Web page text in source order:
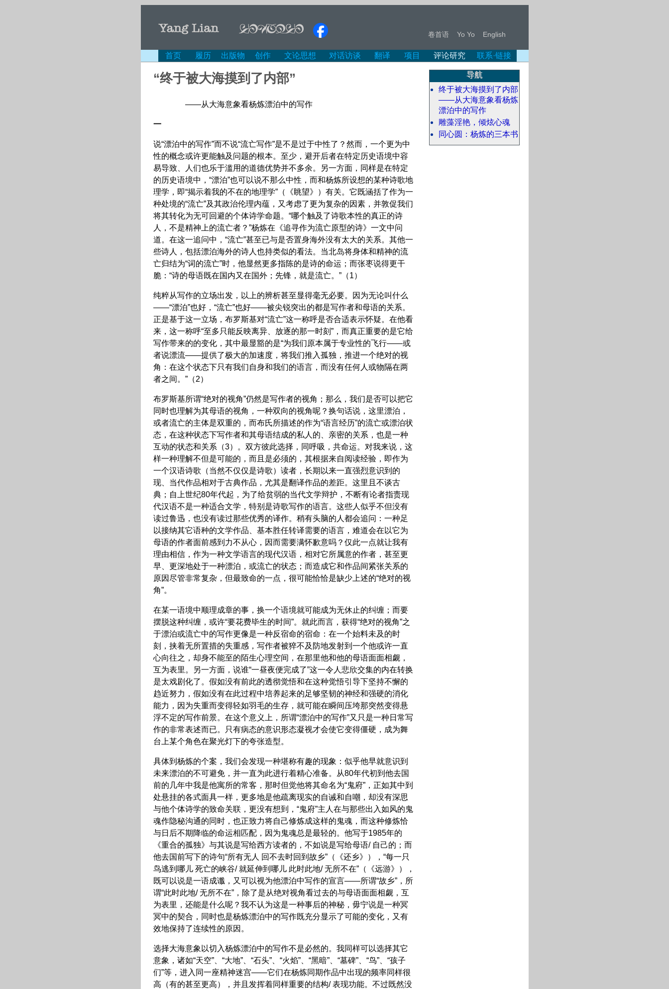
卷首语 Yo Yo English
首页 履历 出版物 创作 文论思想 对话访谈 翻译 项目 评论研究 联系·链接
导航
终于被大海摸到了内部
——从大海意象看杨炼
漂泊中的写作
雕藻淫艳，倾炫心魂
同心圆：杨炼的三本书
“终于被大海摸到了内部”
——从大海意象看杨炼漂泊中的写作
一
说“漂泊中的写作”而不说“流亡写作”是不是过于中性了？然而，一个更为中
性的概念或许更能触及问题的根本。至少，避开后者在特定历史语境中容
易导致、人们也乐于滥用的道德优势并不多余。另一方面，同样是在特定
的历史语境中，“漂泊”也可以说不那么中性，而和杨炼所设想的某种诗歌地
理学，即“揭示着我的不在的地理学”（《眺望》）有关。它既涵括了作为一
种处境的“流亡”及其政治伦理内蕴，又考虑了更为复杂的因素，并敦促我们
将其转化为无可回避的个体诗学命题。“哪个触及了诗歌本性的真正的诗
人，不是精神上的流亡者？”杨炼在《追寻作为流亡原型的诗》一文中问
道。在这一追问中，“流亡”甚至已与是否置身海外没有太大的关系。其他一
些诗人，包括漂泊海外的诗人也持类似的看法。当北岛将身体和精神的流
亡归结为“词的流亡”时，他显然更多指陈的是诗的命运；而张枣说得更干
脆：“诗的母语既在国内又在国外；先锋，就是流亡。”（1）
纯粹从写作的立场出发，以上的辨析甚至显得毫无必要。因为无论叫什么
——“漂泊”也好，“流亡”也好——被尖锐突出的都是写作者和母语的关系。
正是基于这一立场，布罗斯基对“流亡”这一称呼是否合适表示怀疑。在他看
来，这一称呼“至多只能反映离异、放逐的那一时刻”，而真正重要的是它给
写作带来的的变化，其中最显豁的是“为我们原本属于专业性的飞行——或
者说漂流——提供了极大的加速度，将我们推入孤独，推进一个绝对的视
角：在这个状态下只有我们自身和我们的语言，而没有任何人或物隔在两
者之间。”（2）
布罗斯基所谓“绝对的视角”仍然是写作者的视角；那么，我们是否可以把它
同时也理解为其母语的视角，一种双向的视角呢？换句话说，这里漂泊，
或者流亡的主体是双重的，而布氏所描述的作为“语言经历”的流亡或漂泊状
态，在这种状态下写作者和其母语结成的私人的、亲密的关系，也是一种
互动的状态和关系（3）。双方彼此选择，同呼吸，共命运。对我来说，这
样一种理解不但是可能的，而且是必须的，其根据来自阅读经验，即作为
一个汉语诗歌（当然不仅仅是诗歌）读者，长期以来一直强烈意识到的
现、当代作品相对于古典作品，尤其是翻译作品的差距。这里且不谈古
典；自上世纪80年代起，为了给贫弱的当代文学辩护，不断有论者指责现
代汉语不是一种适合文学，特别是诗歌写作的语言。这些人似乎不但没有
读过鲁迅，也没有读过那些优秀的译作。稍有头脑的人都会追问：一种足
以接纳其它语种的文学作品、基本胜任转译需要的语言，难道会在以它为
母语的作者面前感到力不从心，因而需要满怀歉意吗？仅此一点就让我有
理由相信，作为一种文学语言的现代汉语，相对它所属意的作者，甚至更
早、更深地处于一种漂泊，或流亡的状态；而造成它和作品间紧张关系的
原因尽管非常复杂，但最致命的一点，很可能恰恰是缺少上述的“绝对的视
角”。
在某一语境中顺理成章的事，换一个语境就可能成为无休止的纠缠；而要
摆脱这种纠缠，或许“要花费毕生的时间”。就此而言，获得“绝对的视角”之
于漂泊或流亡中的写作更像是一种反宿命的宿命：在一个始料未及的时
刻，挟着无所置措的失重感，写作者被猝不及防地发射到一个他或许一直
心向往之，却身不能至的陌生心理空间，在那里他和他的母语面面相觑，
互为表里。另一方面，说谁“一昼夜便完成了”这一令人悲欣交集的内在转换
是太戏剧化了。假如没有前此的透彻觉悟和在这种觉悟引导下坚持不懈的
趋近努力，假如没有在此过程中培养起来的足够坚韧的神经和强硬的消化
能力，因为失重而变得轻如羽毛的生存，就可能在瞬间压垮那突然变得悬
浮不定的写作前景。在这个意义上，所谓“漂泊中的写作”又只是一种日常写
作的非常表述而已。只有病态的意识形态凝视才会使它变得僵硬，成为舞
台上某个角色在聚光灯下的夸张造型。
具体到杨炼的个案，我们会发现一种堪称有趣的现象：似乎他早就意识到
未来漂泊的不可避免，并一直为此进行着精心准备。从80年代初到他去国
前的几年中我是他寓所的常客，那时但觉他将其命名为“鬼府”，正如其中到
处悬挂的各式面具一样，更多地是他疏离现实的自诫和自嘲，却没有深思
与他个体诗学的致命关联，更没有想到，“鬼府”主人在与那些出入如风的鬼
魂作隐秘沟通的同时，也正致力将自己修炼成这样的鬼魂，而这种修炼恰
与日后不期降临的命运相匹配，因为鬼魂总是最轻的。他写于1985年的
《重合的孤独》与其说是写给西方读者的，不如说是写给母语/ 自己的；而
他去国前写下的诗句“所有无人 回不去时回到故乡”（《还乡》），“每一只
鸟逃到哪儿 死亡的峡谷/ 就延伸到哪儿 此时此地/ 无所不在”（《远游》），
既可以说是一语成谶，又可以视为他漂泊中写作的宣言——所谓“故乡”，所
谓“此时此地/ 无所不在”，除了是从绝对视角看过去的与母语面面相觑，互
为表里，还能是什么呢？我不认为这是一种事后的神秘，毋宁说是一种冥
冥中的契合，同时也是杨炼漂泊中的写作既充分显示了可能的变化，又有
效地保持了连续性的原因。
选择大海意象以切入杨炼漂泊中的写作不是必然的。我同样可以选择其它
意象，诸如“天空”、“大地”、“石头”、“火焰”、“黑暗”、“墓碑”、“鸟”、“孩子
们”等，进入同一座精神迷宫——它们在杨炼同期作品中出现的频率同样很
高（有的甚至更高），并且发挥着同样重要的结构/ 表现功能。不过既然没